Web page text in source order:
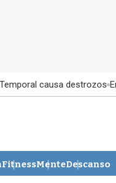
Temporal causa destrozos
FitnessMenteDescanso